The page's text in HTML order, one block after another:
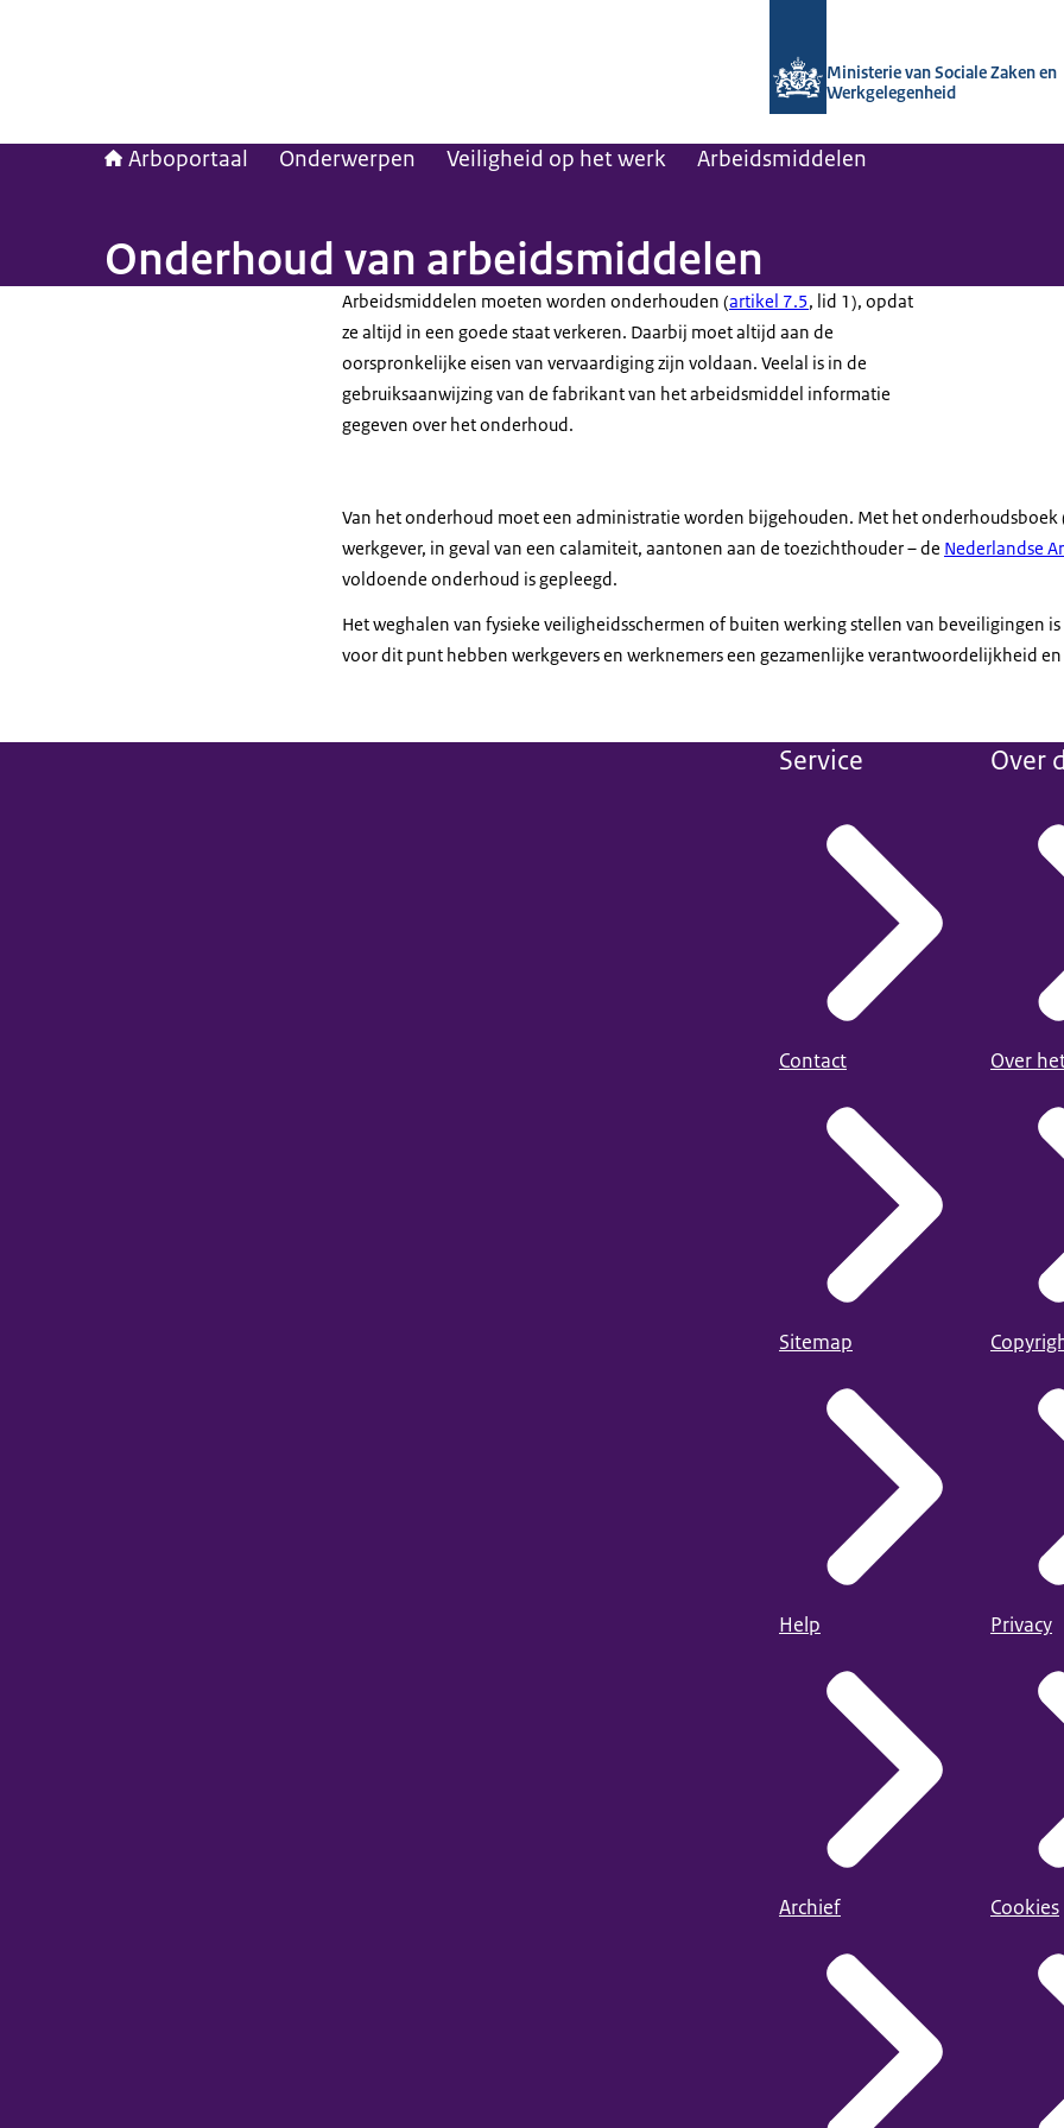
Ministerie van Sociale Zaken en
Werkgelegenheid
Arboportaal Onderwerpen Veiligheid op het werk Arbeidsmiddelen
Onderhoud van arbeidsmiddelen
Arbeidsmiddelen moeten worden onderhouden (artikel 7.5, lid 1), opdat
ze altijd in een goede staat verkeren. Daarbij moet altijd aan de
oorspronkelijke eisen van vervaardiging zijn voldaan. Veelal is in de
gebruiksaanwijzing van de fabrikant van het arbeidsmiddel informatie
gegeven over het onderhoud.
Van het onderhoud moet een administratie worden bijgehouden. Met het onderhoudsboek
werkgever, in geval van een calamiteit, aantonen aan de toezichthouder – de Nederlandse
voldoende onderhoud is gepleegd.
Het weghalen van fysieke veiligheidsschermen of buiten werking stellen van beveiligingen
voor dit punt hebben werkgevers en werknemers een gezamenlijke verantwoordelijkheid
Service
Contact
Sitemap
Help
Archief
Over
Over
Privacy
Cookies